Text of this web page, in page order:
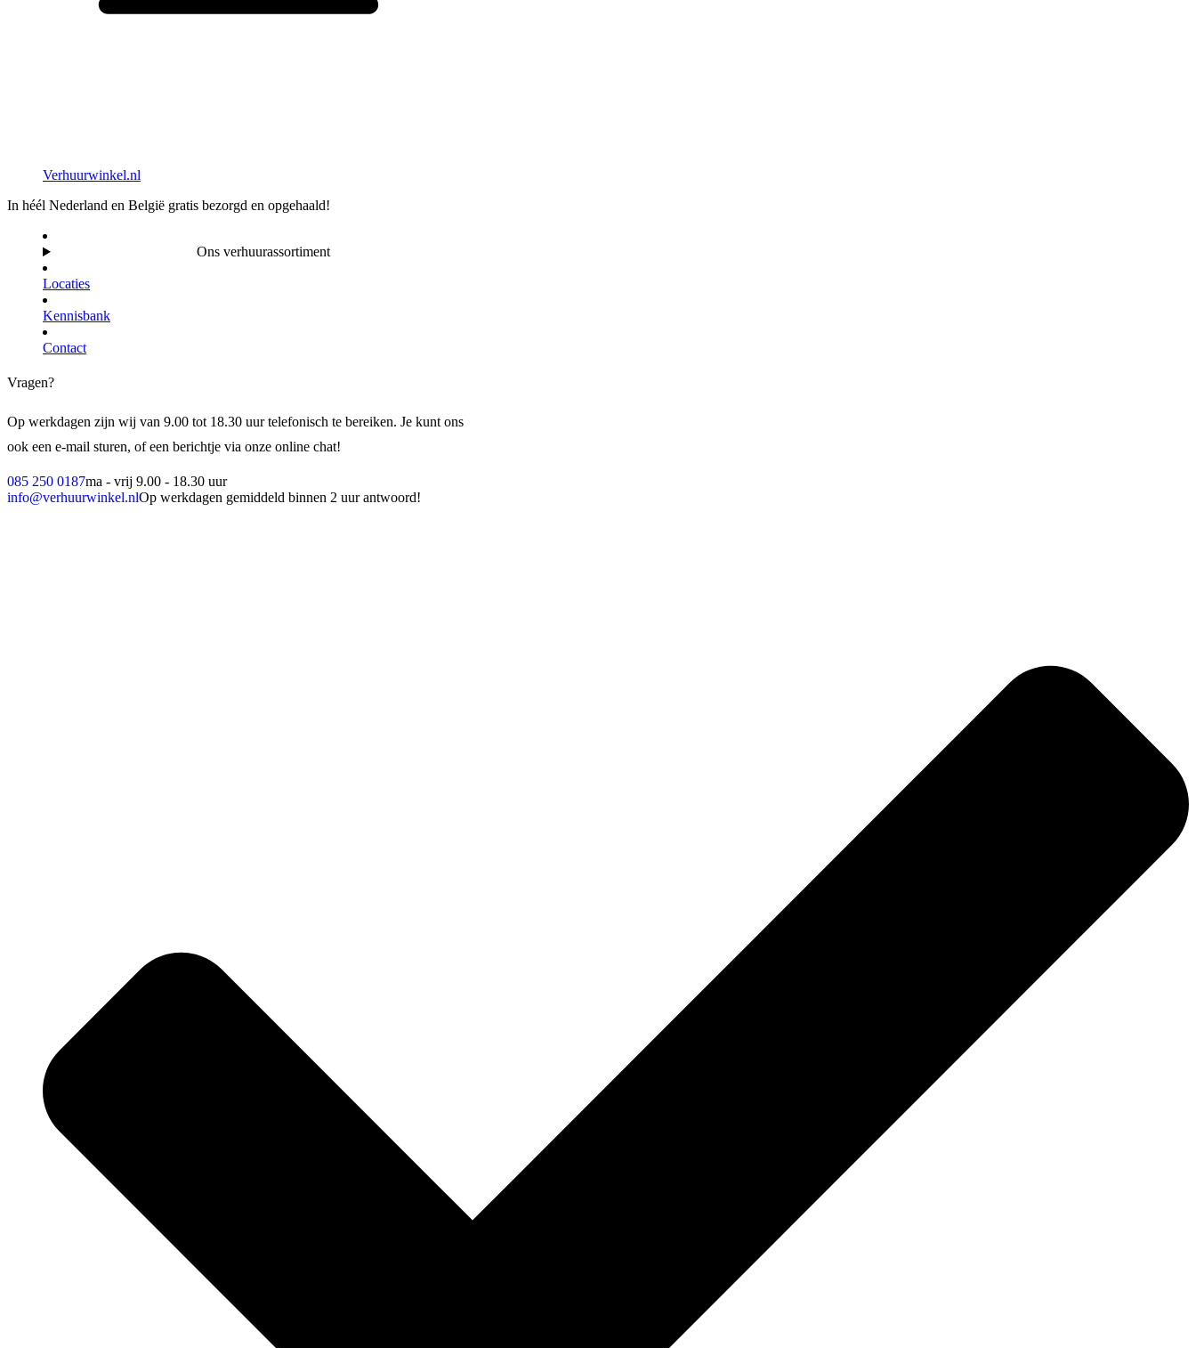
Verhuurwinkel.nl
In héél Nederland en België gratis bezorgd en opgehaald!
Ons verhuurassortiment
Locaties
Kennisbank
Contact
Vragen?
Op werkdagen zijn wij van 9.00 tot 18.30 uur telefonisch te bereiken. Je kunt ons
ook een e-mail sturen, of een berichtje via onze online chat!
085 250 0187ma - vrij 9.00 - 18.30 uur
info@verhuurwinkel.nlOp werkdagen gemiddeld binnen 2 uur antwoord!